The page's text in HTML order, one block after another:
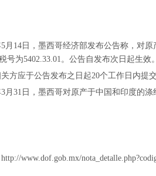
5月14日，墨西哥经济部发布公告称，对
号为5402.33.01。公告自发布次日起生效。
方应于公告发布之日起20个工作日内提
3月31日，墨西哥对原产于中国和印度的
www.dof.gob.mx/